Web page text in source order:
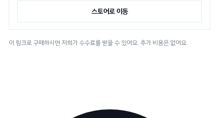
스토어로 이동
이 링크로 구매하시면 저희가 수수료를 받을 수 있어요. 추가 비용은 없어요.